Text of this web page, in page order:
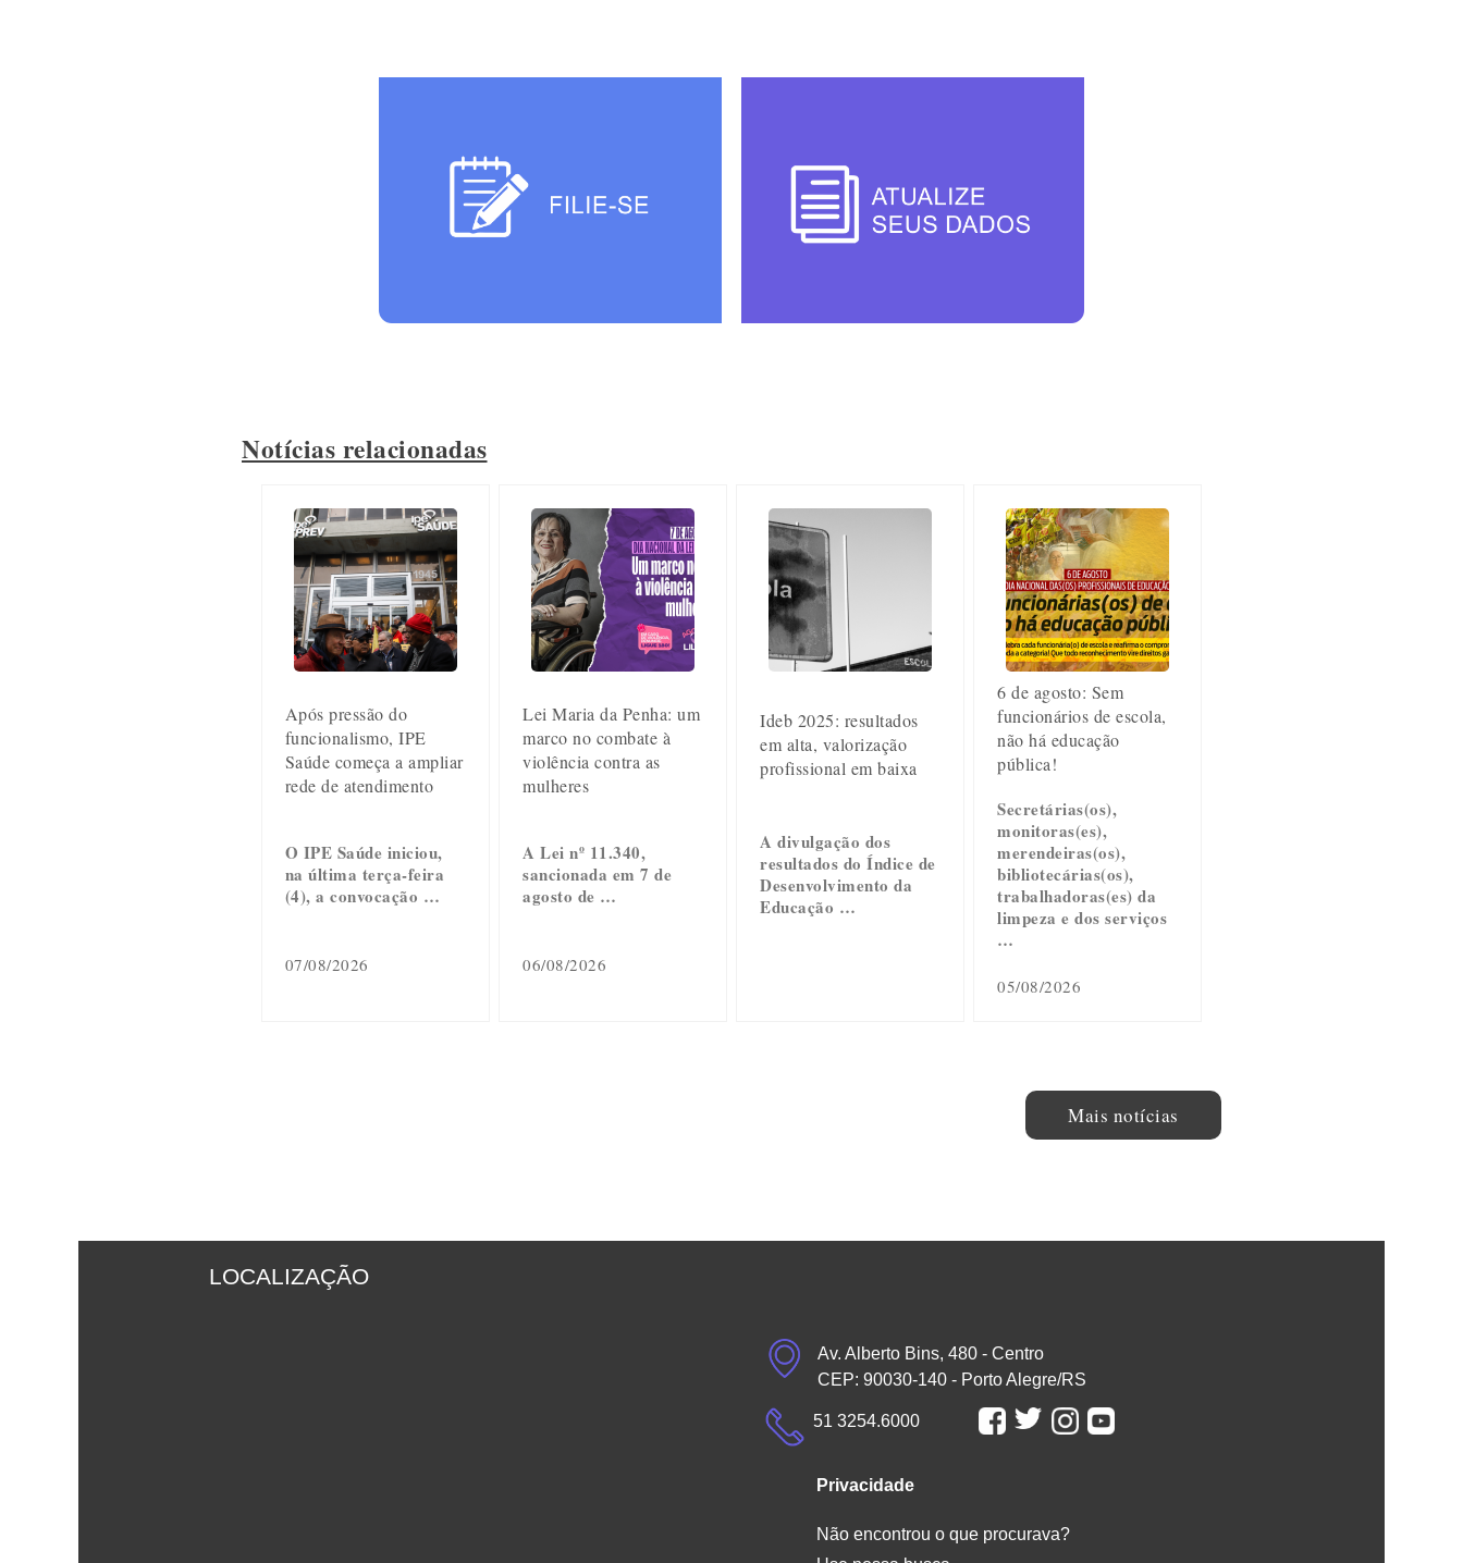
Notícias relacionadas
Após pressão do
funcionalismo, IPE
Saúde começa a ampliar
rede de atendimento
O IPE Saúde iniciou,
na última terça-feira
(4), a convocação …
07/08/2026
Lei Maria da Penha: um
marco no combate à
violência contra as
mulheres
A Lei nº 11.340,
sancionada em 7 de
agosto de …
06/08/2026
Ideb 2025: resultados
em alta, valorização
profissional em baixa
A divulgação dos
resultados do Índice de
Desenvolvimento da
Educação …
6 de agosto: Sem
funcionários de escola,
não há educação
pública!
Secretárias(os),
monitoras(es),
merendeiras(os),
bibliotecárias(os),
trabalhadoras(es) da
limpeza e dos serviços
…
05/08/2026
Mais notícias
LOCALIZAÇÃO
Av. Alberto Bins, 480 - Centro
CEP: 90030-140 - Porto Alegre/RS
51 3254.6000
Privacidade
Não encontrou o que procurava?